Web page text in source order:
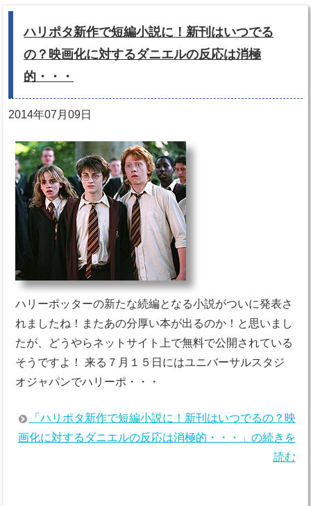
ハリポタ新作で短編小説に！新刊はいつでる
の？映画化に対するダニエルの反応は消極
的・・・
2014年07月09日
ハリーポッターの新たな続編となる小説がついに発表さ
れましたね！またあの分厚い本が出るのか！と思いまし
たが、どうやらネットサイト上で無料で公開されている
そうですよ！ 来る７月１５日にはユニバーサルスタジ
オジャパンでハリーポ・・・
「ハリポタ新作で短編小説に！新刊はいつでるの？映
画化に対するダニエルの反応は消極的・・・」の続きを
読む